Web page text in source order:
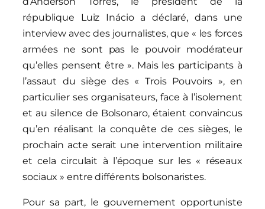
république Luiz Inácio a déclaré, dans une
interview avec des journalistes, que « les forces
armées ne sont pas le pouvoir modérateur
qu’elles pensent être ». Mais les participants à
l’assaut du siège des « Trois Pouvoirs », en
particulier ses organisateurs, face à l’isolement
et au silence de Bolsonaro, étaient convaincus
qu’en réalisant la conquête de ces sièges, le
prochain acte serait une intervention militaire
et cela circulait à l’époque sur les « réseaux
sociaux » entre différents bolsonaristes.
Pour sa part, le gouvernement opportuniste